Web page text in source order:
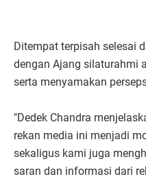
Ditempat terpisah selesai
dengan Ajang silaturahmi
serta menyamakan
"Dedek Chandra
rekan media ini menjadi
sekaligus kami juga
saran dan informasi dari